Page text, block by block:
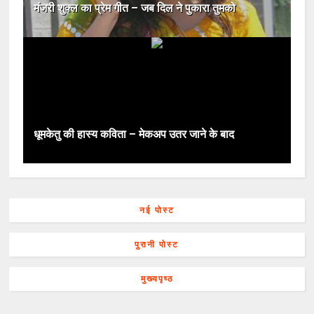
मंजरी शुक्ल का प्रेम गीत – जब दिल ने पुकारा तुमको
धूमकेतु की हास्य कविता – मेकअप उतर जाने के बाद
नई पोस्ट
पुरानी पोस्ट
मुख्यपृष्ठ